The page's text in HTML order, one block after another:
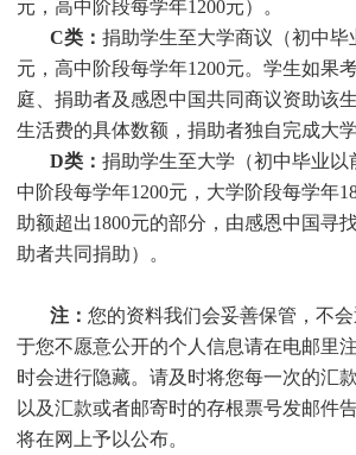
元，高中阶段每学年1200元）。
C类： 捐助学生至大学商议（初中毕
元，高中阶段每学年1200元。 学生如果
庭、捐助者及感恩中国共同商议资助该
生活费的具体数额，捐助者独自完成大
D类： 捐助学生至大学（初中毕业以
中阶段每学年1200元，大学阶段每学年
助额超出1800元的部分，由感恩中国寻
助者共同捐助）。
注： 您的资料我们会妥善保管，不
于您不愿意公开的个人信息请在电邮里
时会进行隐藏。请及时将您每一次的汇
以及汇款或者邮寄时的存根票号发邮件
将在网上予以公布。